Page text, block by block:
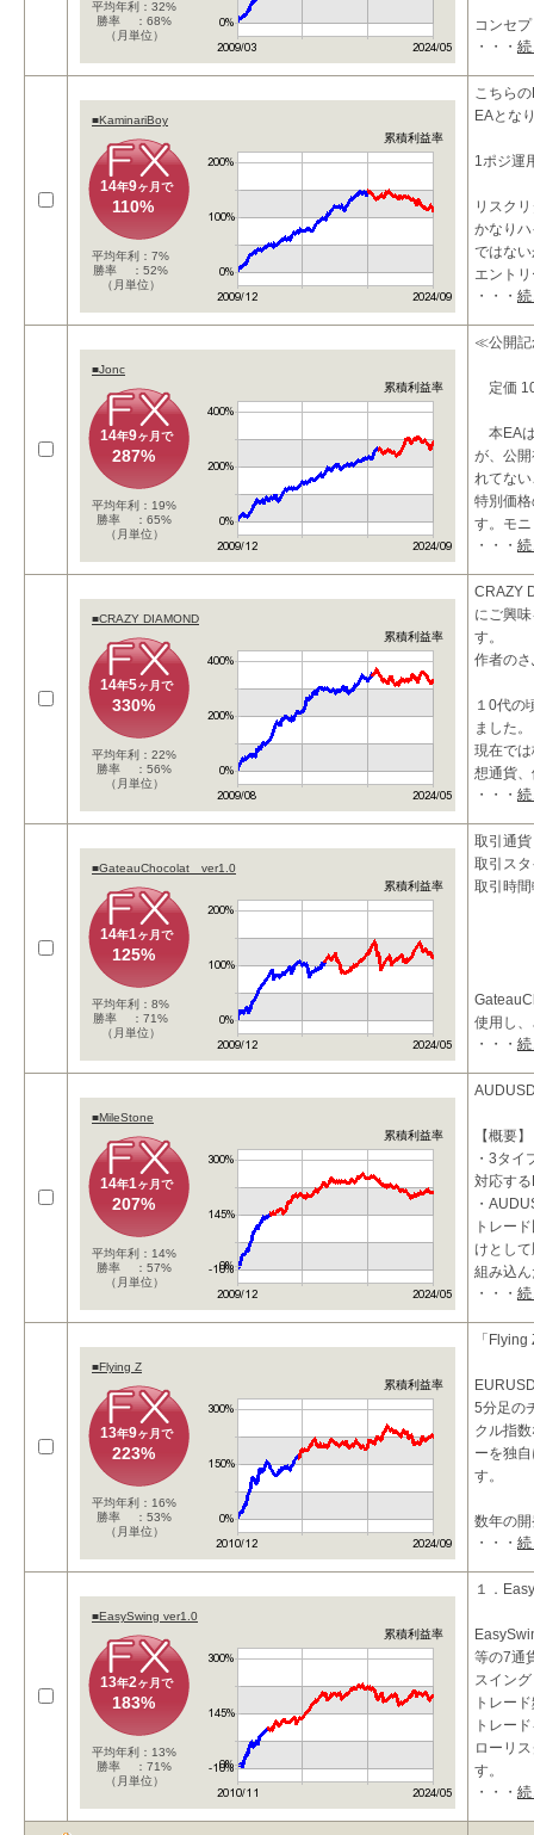
平均年利：32%
勝率 ：68%
（月単位）
コンセ
スイン
相場は
・・・
■KaminariBoy
累積利益率
14年9ヶ月で
110%
平均年利：7%
勝率 ：52%
（月単位）
こちら
EAとな
1ポジ運
リスク
かなり
ではな
エント
めです
・・・
■Jonc
累積利益率
14年9ヶ月で
287%
平均年利：19%
勝率 ：65%
（月単位）
≪公開記
定価
本EA
が、公
れてな
特別価
す。モニ
・・・
■CRAZY DIAMOND
累積利益率
14年5ヶ月で
330%
平均年利：22%
勝率 ：56%
（月単位）
CRAZY
にご興
す。
作者の
１0代の
ました。
現在で
想通貨
資対象
おかげ様
・・・
■GateauChocolat ver1.0
累積利益率
14年1ヶ月で
125%
平均年利：8%
勝率 ：71%
（月単位）
取引通
取引ス
取引時
使用し
リーエ
・長期
・・・
■MileStone
累積利益率
14年1ヶ月で
207%
平均年利：14%
勝率 ：57%
（月単位）
【概要】
・3タイ
対応す
・
トレー
けとし
組み込
・最大
・・・
■Flying Z
累積利益率
13年9ヶ月で
223%
平均年利：16%
勝率 ：53%
（月単位）
「Flying
5分足の
クル指
ーを独
す。
数年の
テムに
・・・
■EasySwing ver1.0
累積利益率
13年2ヶ月で
183%
平均年利：13%
勝率 ：71%
（月単位）
１．
等の7通
スイン
トレー
トレー
ローリ
す。
・・・